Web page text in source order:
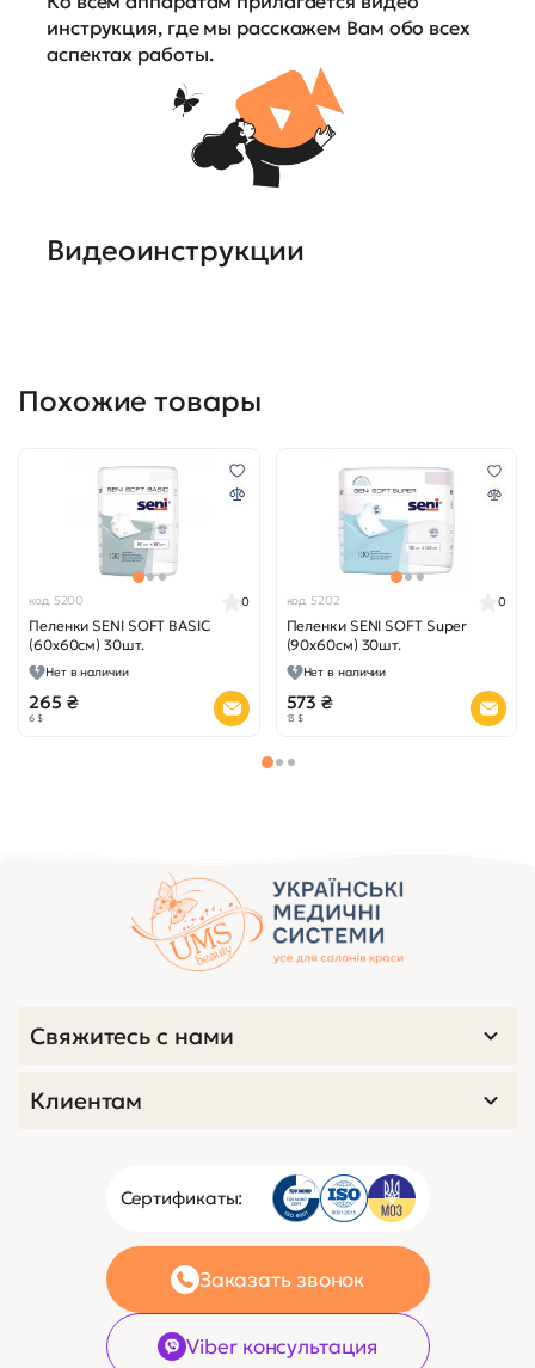
инструкция, где мы расскажем Вам обо всех
аспектах работы.
Видеоинструкции
Похожие товары
код 5200
Пеленки SENI SOFT BASIC
(60x60см) 30шт.
0
Нет в наличии
265 ₴
6 $
код 5202
Пеленки SENI SOFT Super
(90x60см) 30шт.
0
Нет в наличии
573 ₴
13 $
Сертификаты:
Заказать звонок
Viber консультация
Свяжитесь с нами
Клиентам